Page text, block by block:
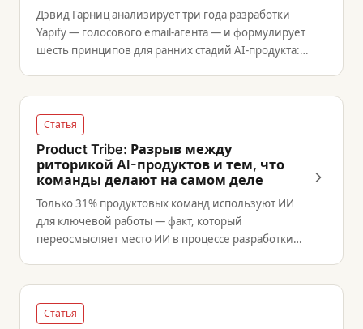
Дэвид Гарниц анализирует три года разработки
Yapify — голосового email-агента — и формулирует
шесть принципов для ранних стадий AI-продукта:
Статья
Product Tribe: Разрыв между
риторикой AI-продуктов и тем, что
команды делают на самом деле
Только 31% продуктовых команд используют ИИ
для ключевой работы — факт, который
переосмысляет место ИИ в процессе разработки
Статья